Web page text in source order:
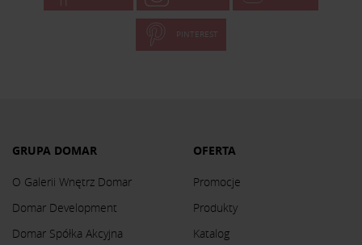
PINTEREST
GRUPA DOMAR
O Galerii Wnętrz Domar
Domar Development
Domar Spółka Akcyjna
OFERTA
Promocje
Produkty
Katalog